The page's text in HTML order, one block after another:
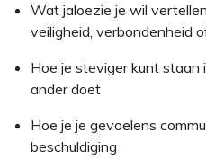
Wat jaloezie je wil
veiligheid, verbondenheid
Hoe je steviger kunt staan
ander doet
Hoe je je gevoelens
beschuldiging